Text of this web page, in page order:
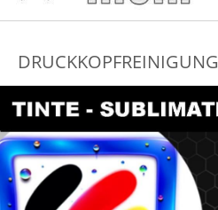
DRUCKKOPFREINIGUNG